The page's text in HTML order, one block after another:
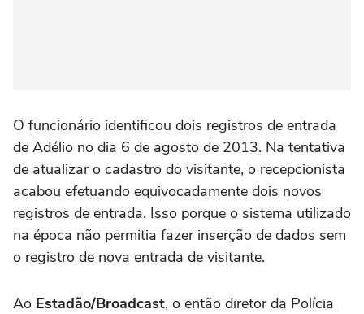
O funcionário identificou dois registros de entrada
de Adélio no dia 6 de agosto de 2013. Na tentativa
de atualizar o cadastro do visitante, o recepcionista
acabou efetuando equivocadamente dois novos
registros de entrada. Isso porque o sistema utilizado
na época não permitia fazer inserção de dados sem
o registro de nova entrada de visitante.
Ao Estadão/Broadcast, o então diretor da Polícia